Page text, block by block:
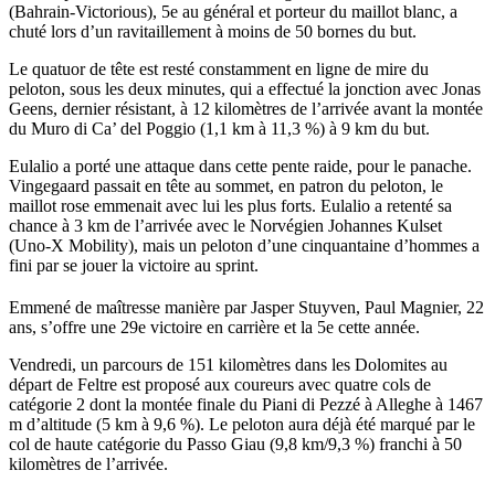
(Bahrain-Victorious), 5e au général et porteur du maillot blanc, a
chuté lors d’un ravitaillement à moins de 50 bornes du but.
Le quatuor de tête est resté constamment en ligne de mire du
peloton, sous les deux minutes, qui a effectué la jonction avec Jonas
Geens, dernier résistant, à 12 kilomètres de l’arrivée avant la montée
du Muro di Ca’ del Poggio (1,1 km à 11,3 %) à 9 km du but.
Eulalio a porté une attaque dans cette pente raide, pour le panache.
Vingegaard passait en tête au sommet, en patron du peloton, le
maillot rose emmenait avec lui les plus forts. Eulalio a retenté sa
chance à 3 km de l’arrivée avec le Norvégien Johannes Kulset
(Uno-X Mobility), mais un peloton d’une cinquantaine d’hommes a
fini par se jouer la victoire au sprint.
Emmené de maîtresse manière par Jasper Stuyven, Paul Magnier, 22
ans, s’offre une 29e victoire en carrière et la 5e cette année.
Vendredi, un parcours de 151 kilomètres dans les Dolomites au
départ de Feltre est proposé aux coureurs avec quatre cols de
catégorie 2 dont la montée finale du Piani di Pezzé à Alleghe à 1467
m d’altitude (5 km à 9,6 %). Le peloton aura déjà été marqué par le
col de haute catégorie du Passo Giau (9,8 km/9,3 %) franchi à 50
kilomètres de l’arrivée.